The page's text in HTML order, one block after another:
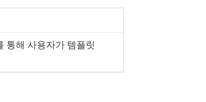
통해 사용자가 템플릿